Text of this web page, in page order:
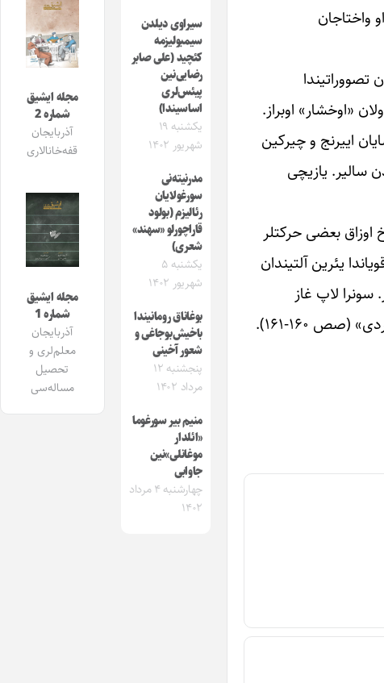
واختاجان
تصووراتیندا
«اوخشار» اوبراز.
اییرنج و چیرکین
سالیر. یازیچی
اوزاق بعضی حرکتلر
یئرین آلتیندان
سونرا لاپ غاز
۱۶۰-۱۶۱).
سیراوی دیلدن
سیمبولیزمه
کئچید (علی صابر
رضایی‌نین
پیئس‌لری
اساسیندا)
یکشنبه ۱۹
شهریور ۱۴۰۲
مدرنیته‌نی
سورغولایان
رئالیزم (بولود
قاراچورلو «سهند»
شعری)
یکشنبه ۵
شهریور ۱۴۰۲
بوغاناق رومانیندا
باخیش‌بوجاغی و
شعور آخینی
پنجشنبه ۱۲
مرداد ۱۴۰۲
منیم بیر سورغوما
«ائلدار
موغانلی‌»نین
جاوابی
چهارشنبه ۴ مرداد
۱۴۰۲
مجله ایشیق
شماره 2
آذربایجان
قفه‌خانالاری
مجله ایشیق
شماره 1
آذربایجان
معلم‌لری و
تحصیل
مساله‌سی